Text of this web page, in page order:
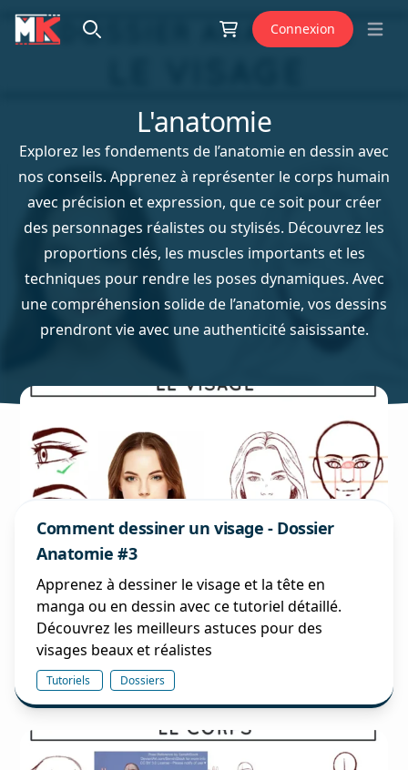
Aller au contenu
Connexion Open
L'anatomie
Explorez les fondements de l’anatomie en dessin avec
nos conseils. Apprenez à représenter le corps humain
avec précision et expression, que ce soit pour créer
des personnages réalistes ou stylisés. Découvrez les
proportions clés, les muscles importants et les
techniques pour rendre les poses dynamiques. Avec
une compréhension solide de l’anatomie, vos dessins
prendront vie avec une authenticité saisissante.
Comment dessiner un visage - Dossier
Anatomie #3
Apprenez à dessiner le visage et la tête en
manga ou en dessin avec ce tutoriel détaillé.
Découvrez les meilleurs astuces pour des
visages beaux et réalistes
Tutoriels Dossiers